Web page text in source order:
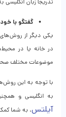
گفتگو با
یکی دیگر از روش‌های
در خانه یا در
موضوعات مختلف صحبت
با توجه‌ به این
به انگلیسی و
آیلتس، به شما